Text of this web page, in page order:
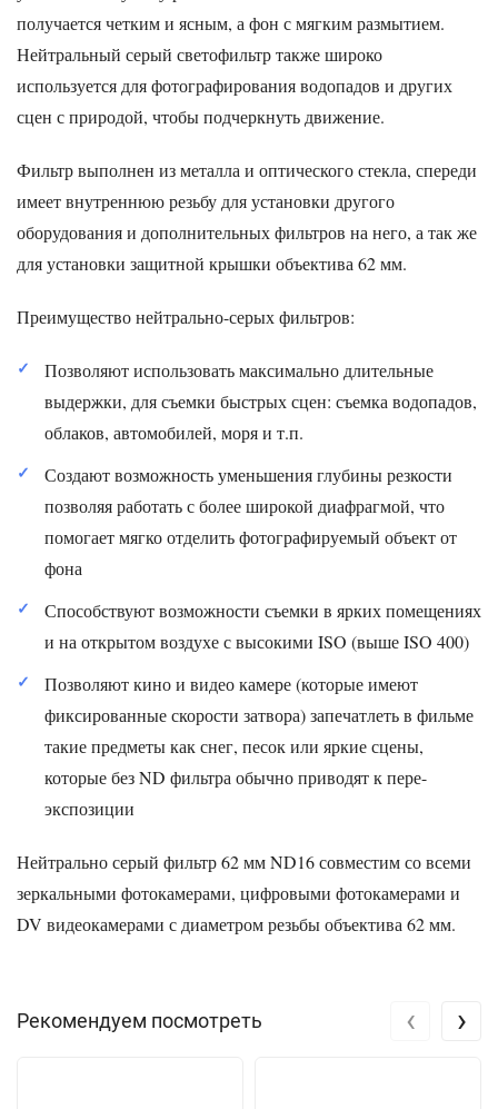
получается четким и ясным, а фон с мягким размытием.
Нейтральный серый светофильтр также широко
используется для фотографирования водопадов и других
сцен с природой, чтобы подчеркнуть движение.
Фильтр выполнен из металла и оптического стекла, спереди
имеет внутреннюю резьбу для установки другого
оборудования и дополнительных фильтров на него, а так же
для установки защитной крышки объектива 62 мм.
Преимущество нейтрально-серых фильтров:
Позволяют использовать максимально длительные
выдержки, для съемки быстрых сцен: съемка водопадов,
облаков, автомобилей, моря и т.п.
Создают возможность уменьшения глубины резкости
позволяя работать с более широкой диафрагмой, что
помогает мягко отделить фотографируемый объект от
фона
Способствуют возможности съемки в ярких помещениях
и на открытом воздухе с высокими ISO (выше ISO 400)
Позволяют кино и видео камере (которые имеют
фиксированные скорости затвора) запечатлеть в фильме
такие предметы как снег, песок или яркие сцены,
которые без ND фильтра обычно приводят к пере-
экспозиции
Нейтрально серый фильтр 62 мм ND16 совместим со всеми
зеркальными фотокамерами, цифровыми фотокамерами и
DV видеокамерами с диаметром резьбы объектива 62 мм.
Рекомендуем посмотреть ‹ ›